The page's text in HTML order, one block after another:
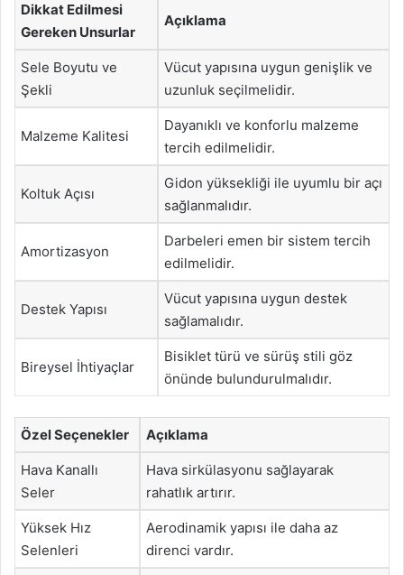
Dikkat Edilmesi
Gereken Unsurlar
Açıklama
Sele Boyutu ve
Şekli
Vücut yapısına uygun genişlik ve
uzunluk seçilmelidir.
Malzeme Kalitesi
Dayanıklı ve konforlu malzeme
tercih edilmelidir.
Koltuk Açısı
Gidon yüksekliği ile uyumlu bir açı
sağlanmalıdır.
Amortizasyon
Darbeleri emen bir sistem tercih
edilmelidir.
Destek Yapısı
Vücut yapısına uygun destek
sağlamalıdır.
Bireysel İhtiyaçlar
Bisiklet türü ve sürüş stili göz
önünde bulundurulmalıdır.
Özel Seçenekler Açıklama
Hava Kanallı
Seler
Hava sirkülasyonu sağlayarak
rahatlık artırır.
Yüksek Hız
Selenleri
Aerodinamik yapısı ile daha az
direnci vardır.